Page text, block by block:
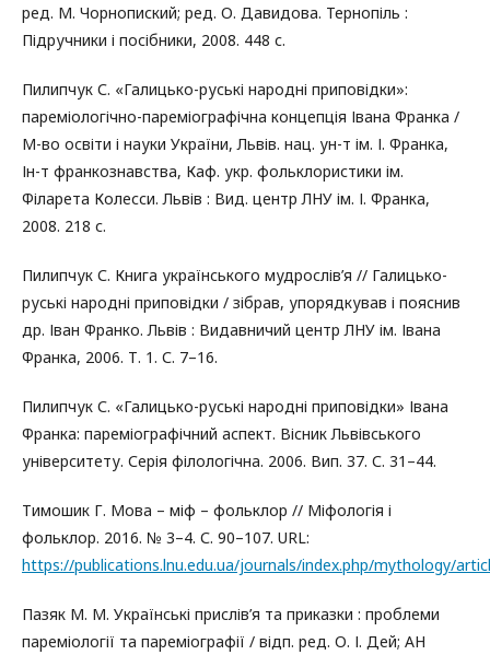
ред. М. Чорнопиский; ред. О. Давидова. Тернопіль :
Підручники і посібники, 2008. 448 с.
Пилипчук С. «Галицько-руські народні приповідки»:
пареміологічно-пареміографічна концепція Івана Франка /
М-во освіти і науки України, Львів. нац. ун-т ім. І. Франка,
Ін-т франкознавства, Каф. укр. фольклористики ім.
Філарета Колесси. Львів : Вид. центр ЛНУ ім. І. Франка,
2008. 218 с.
Пилипчук С. Книга українського мудрослів’я // Галицько-
руські народні приповідки / зібрав, упорядкував і пояснив
др. Іван Франко. Львів : Видавничий центр ЛНУ ім. Івана
Франка, 2006. Т. 1. С. 7–16.
Пилипчук С. «Галицько-руські народні приповідки» Івана
Франка: пареміографічний аспект. Вісник Львівського
університету. Серія філологічна. 2006. Вип. 37. С. 31–44.
Тимошик Г. Мова – міф – фольклор // Міфологія і
фольклор. 2016. № 3–4. С. 90–107. URL:
https://publications.lnu.edu.ua/journals/index.php/mythology/
Пазяк М. М. Українські прислів’я та приказки : проблеми
пареміології та пареміографії / відп. ред. О. І. Дей; АН